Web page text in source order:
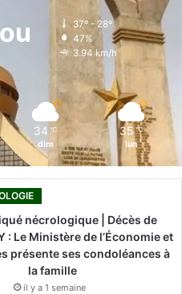
g
r
k
37º - 28º
47%
3.94 km/h
34 ℃
dim
35 ℃
lun
nécrologique | Décès de
: Le Ministère de l’Économie et
présente ses condoléances à
la famille
il y a 1 semaine